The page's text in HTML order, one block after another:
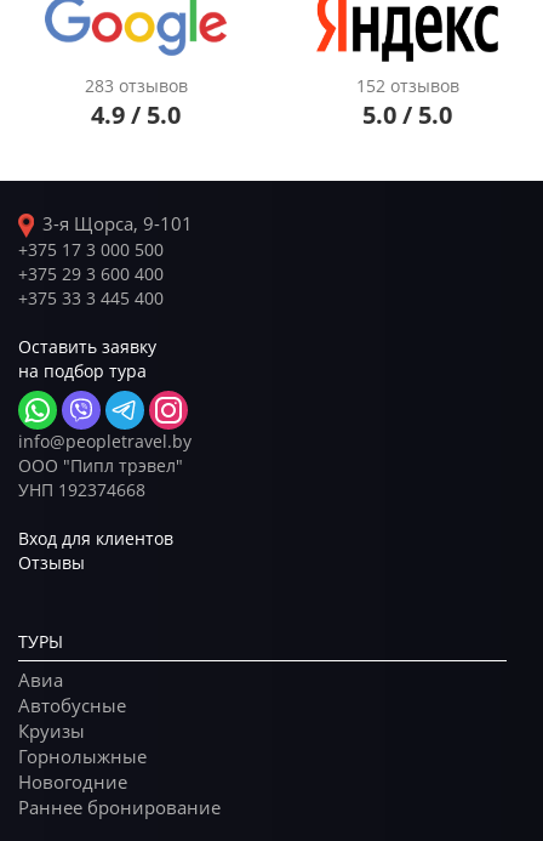
283 отзывов
4.9 / 5.0
152 отзывов
5.0 / 5.0
3-я Щорса, 9-101
+375 17 3 000 500
+375 29 3 600 400
+375 33 3 445 400
Оставить заявку
на подбор тура
info@peopletravel.by
ООО "Пипл трэвел"
УНП 192374668
Вход для клиентов
Отзывы
ТУРЫ
Авиа
Автобусные
Круизы
Горнолыжные
Новогодние
Раннее бронирование